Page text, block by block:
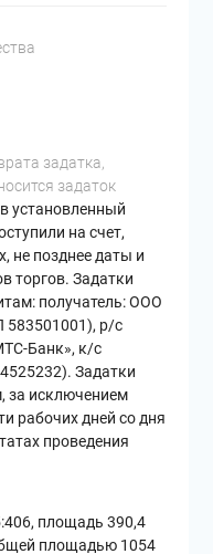
задатка,
задаток
установленный
на счет,
не позднее даты и
торгов. Задатки
получатель: ООО
583501001), р/с
Банк», к/с
Задатки
за исключением
рабочих дней со дня
проведения
площадь 390,4
площадью 1054